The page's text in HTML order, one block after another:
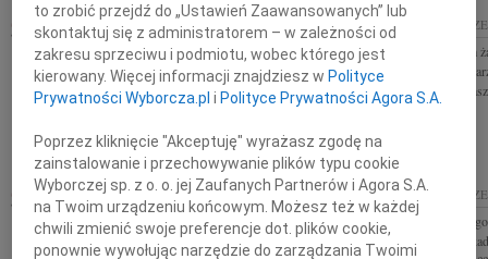
14.10.2009 SZCZECIN
Arku żadne słowa nie odwrócą przeznaczenia, ale
pamiętaj w tych strasznych chwilach, że masz
przyjaciół, którzy otaczają Cię ciepłymi myślami
Tomek...
14.10.2009
Z bezgranicznym
wspaniałego
Majewskiego
14.10.2009SZCZECIN
Wyrazy głębokiego współczucia i żalu z powodu
śmierci Ojca Arkowi Marchewce składają przyjaciele
14.10.2009
Wyrazy
śmierci Ojca
to zrobić przejdź do „Ustawień Zaawansowanych” lub
skontaktuj się z administratorem – w zależności od
zakresu sprzeciwu i podmiotu, wobec którego jest
kierowany. Więcej informacji znajdziesz w Polityce
Prywatności Wyborcza.pl i Polityce Prywatności Agora S.A.
Poprzez kliknięcie "Akceptuję" wyrażasz zgodę na
zainstalowanie i przechowywanie plików typu cookie
Wyborczej sp. z o. o. jej Zaufanych Partnerów i Agora S.A.
na Twoim urządzeniu końcowym. Możesz też w każdej
chwili zmienić swoje preferencje dot. plików cookie,
ponownie wywołując narzędzie do zarządzania Twoimi